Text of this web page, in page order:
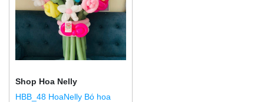
Shop Hoa Nelly
HBB_48 HoaNelly Bó hoa